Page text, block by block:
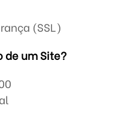
(SSL)
de um Site?